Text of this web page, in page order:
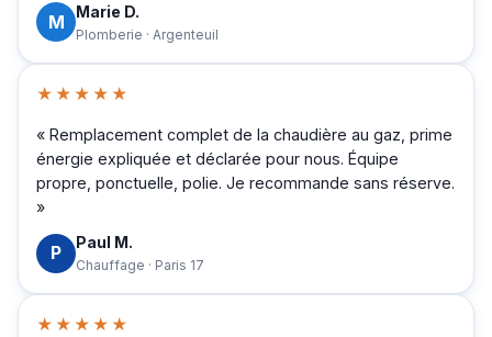
M Marie D.
Plomberie · Argenteuil
★★★★★
« Remplacement complet de la chaudière au gaz, prime
énergie expliquée et déclarée pour nous. Équipe
propre, ponctuelle, polie. Je recommande sans réserve.
»
P Paul M.
Chauffage · Paris 17
★★★★★